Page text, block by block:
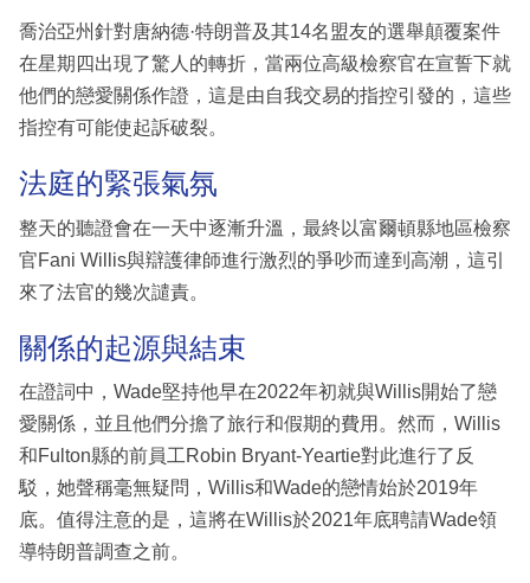
區
喬治亞州針對唐納德·特朗普及其14名盟友的選舉顛覆案件
在星期四出現了驚人的轉折，當兩位高級檢察官在宣誓下就
他們的戀愛關係作證，這是由自我交易的指控引發的，這些
指控有可能使起訴破裂。
法庭的緊張氣氛
整天的聽證會在一天中逐漸升溫，最終以富爾頓縣地區檢察
官Fani Willis與辯護律師進行激烈的爭吵而達到高潮，這引
來了法官的幾次譴責。
關係的起源與結束
在證詞中，Wade堅持他早在2022年初就與Willis開始了戀
愛關係，並且他們分擔了旅行和假期的費用。然而，Willis
和Fulton縣的前員工Robin Bryant-Yeartie對此進行了反
駁，她聲稱毫無疑問，Willis和Wade的戀情始於2019年
底。值得注意的是，這將在Willis於2021年底聘請Wade領
導特朗普調查之前。